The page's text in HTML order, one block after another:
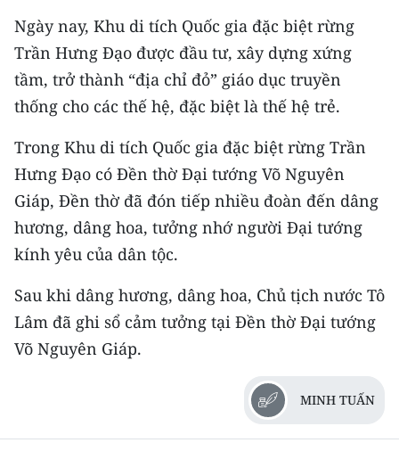
Media Khoa học - Công nghệ
Media Môi trường
Ảnh
Infographic
TIN MỚI
TIN ĐỊA PHƯƠNG
Đồng bằng sông Hồng
Bắc Trung Bộ
Ngày nay, Khu di tích Quốc gia đặc biệt rừng
Trần Hưng Đạo được đầu tư, xây dựng xứng
tầm, trở thành “địa chỉ đỏ” giáo dục truyền
thống cho các thế hệ, đặc biệt là thế hệ trẻ.
Trong Khu di tích Quốc gia đặc biệt rừng Trần
Hưng Đạo có Đền thờ Đại tướng Võ Nguyên
Giáp, Đền thờ đã đón tiếp nhiều đoàn đến dâng
hương, dâng hoa, tưởng nhớ người Đại tướng
kính yêu của dân tộc.
Sau khi dâng hương, dâng hoa, Chủ tịch nước Tô
Lâm đã ghi sổ cảm tưởng tại Đền thờ Đại tướng
Võ Nguyên Giáp.
MINH TUẤN